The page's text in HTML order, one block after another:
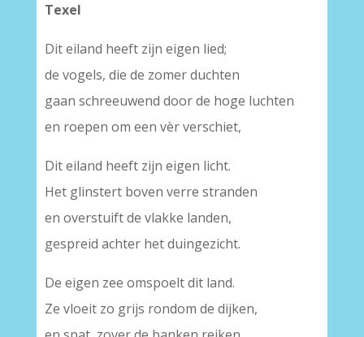
Texel
Dit eiland heeft zijn eigen lied;
de vogels, die de zomer duchten
gaan schreeuwend door de hoge luchten
en roepen om een vèr verschiet,
Dit eiland heeft zijn eigen licht.
Het glinstert boven verre stranden
en overstuift de vlakke landen,
gespreid achter het duingezicht.
De eigen zee omspoelt dit land.
Ze vloeit zo grijs rondom de dijken,